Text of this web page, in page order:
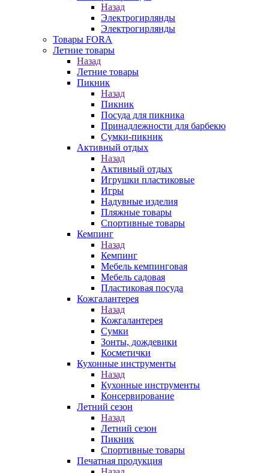
Назад
Электрогирлянды
Электрогирлянды
Товары FORA
Летние товары
Назад
Летние товары
Пикник
Назад
Пикник
Посуда для пикника
Принадлежности для барбекю
Сумки-пикник
Активный отдых
Назад
Активный отдых
Игрушки пластиковые
Игры
Надувные изделия
Пляжные товары
Спортивные товары
Кемпинг
Назад
Кемпинг
Мебель кемпинговая
Мебель садовая
Пластиковая посуда
Кожгалантерея
Назад
Кожгалантерея
Сумки
Зонты, дождевики
Косметички
Кухонные инструменты
Назад
Кухонные инструменты
Консервирование
Летний сезон
Назад
Летний сезон
Пикник
Спортивные товары
Печатная продукция